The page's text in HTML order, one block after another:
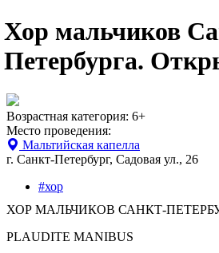
Хор мальчиков
Петербурга.
Возрастная категория: 6+
Место проведения:
Мальтийская капелла
г. Санкт-Петербург, Садовая ул., 26
#хор
ХОР МАЛЬЧИКОВ САНКТ-
PLAUDITE MANIBUS